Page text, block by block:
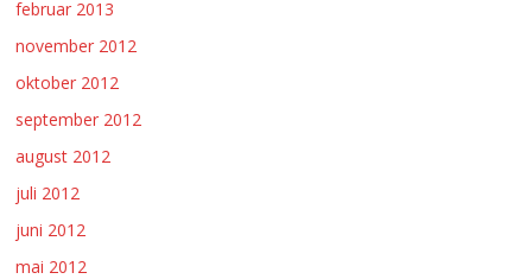
februar 2013
november 2012
oktober 2012
september 2012
august 2012
juli 2012
juni 2012
mai 2012